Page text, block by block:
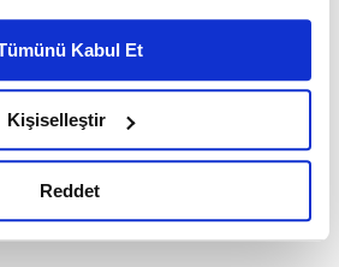
Çerez Bilgilendirme
Korunması Kanunu uyarınca
kapsamında
faaliyetleri ile ilgili daha
lütfentıklayınız.
Kabul Et
Kişiselleştir
Reddet